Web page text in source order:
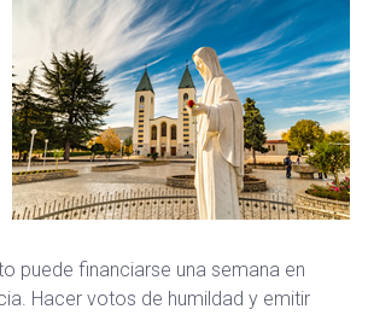
puede financiarse una semana en
Hacer votos de humildad y emitir